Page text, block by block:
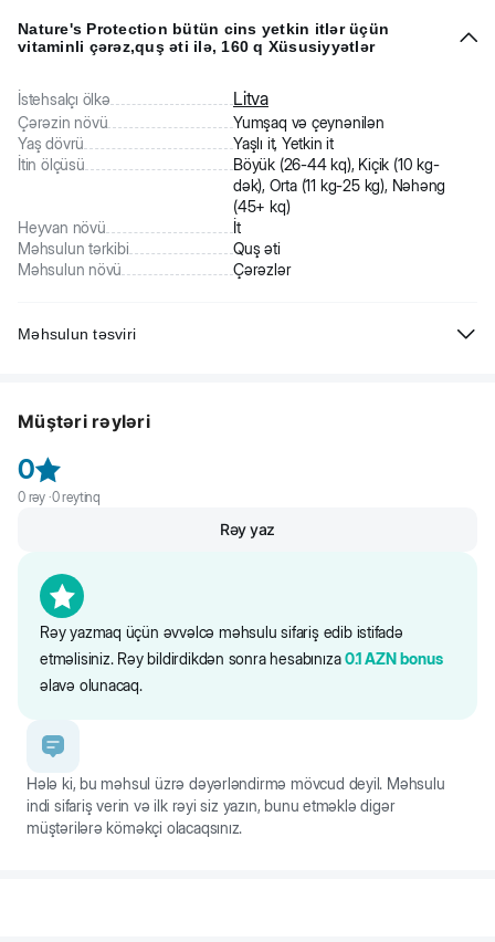
Nature's Protection bütün cins yetkin itlər üçün
vitaminli çərəz,quş əti ilə, 160 q Xüsusiyyətlər
İstehsalçı ölkə Litva
Çərəzin növü
Yumşaq və çeynənilən
Yaş dövrü
Yaşlı it, Yetkin it
İtin ölçüsü
Böyük (26-44 kq), Kiçik (10 kg-
dək), Orta (11 kg-25 kg), Nəhəng
(45+ kq)
Heyvan növü
İt
Məhsulun tərkibi
Quş əti
Məhsulun növü
Çərəzlər
Məhsulun təsviri
eyni zamanda gündəlik vitamin, mineral, prebiyotik və probiyotik
mənbəyi kompozisiyanın ilk tərkib hissəsidir. Bu funksional
çərəz əlavələri adi yeməklərdən daha nəmli və daha yumşaq bir
Müştəri rəyləri
0
0rəy ·0reytinq
Rəy yazmaq üçün əvvəlcə məhsulu sifariş edib istifadə
etməlisiniz. Rəy bildirdikdən sonra hesabınıza0.1 AZN bonus
əlavə olunacaq.
Rəy yaz
Hələ ki, bu məhsul üzrə dəyərləndirmə mövcud deyil. Məhsulu
indi sifariş verin və ilk rəyi siz yazın, bunu etməklə digər
müştərilərə köməkçi olacaqsınız.